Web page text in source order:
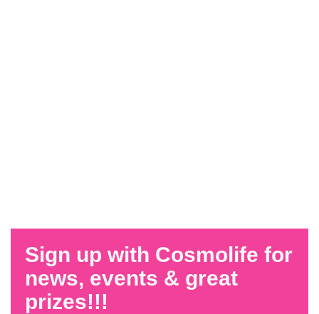
Sign up with Cosmolife for
news, events & great
prizes!!!